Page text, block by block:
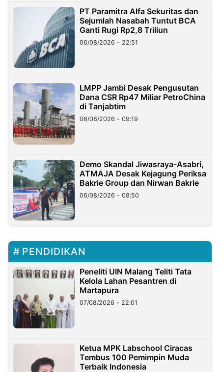
PT Paramitra Alfa Sekuritas dan
Sejumlah Nasabah Tuntut BCA
Ganti Rugi Rp2,8 Triliun
06/08/2026 - 22:51
LMPP Jambi Desak Pengusutan
Dana CSR Rp47 Miliar PetroChina
di Tanjabtim
06/08/2026 - 09:19
Demo Skandal Jiwasraya-Asabri,
ATMAJA Desak Kejagung Periksa
Bakrie Group dan Nirwan Bakrie
06/08/2026 - 08:50
PENDIDIKAN
Peneliti UIN Malang Teliti Tata
Kelola Lahan Pesantren di
Martapura
07/08/2026 - 22:01
Ketua MPK Labschool Ciracas
Tembus 100 Pemimpin Muda
Terbaik Indonesia